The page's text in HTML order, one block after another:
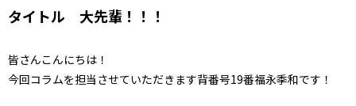
タイトル 大先輩！！！
皆さんこんにちは！
今回コラムを担当させていただきます背番号19番福永季和です！